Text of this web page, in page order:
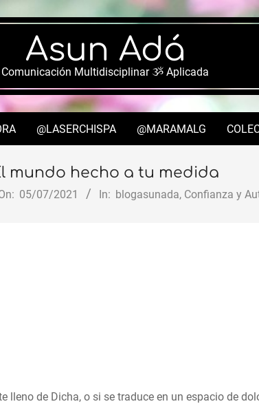
Asun Adá
Comunicación Multidisciplinar ૐ Aplicada
Secondary
Menu
@LASERCHISPA @MARAMALG
mundo hecho a tu medida
05/07/2021 In: blogasunada, Confianza y
lleno de Dicha, o si se traduce en un espacio de